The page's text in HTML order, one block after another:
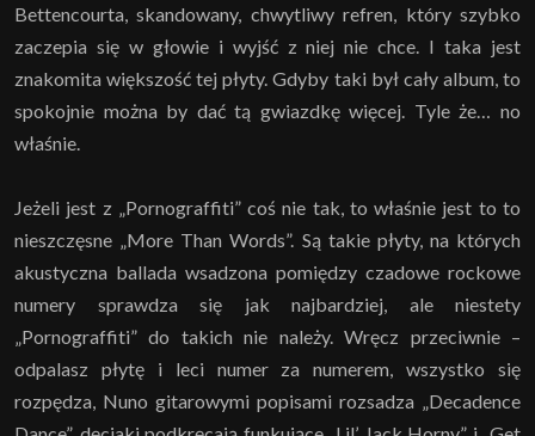
Bettencourta, skandowany, chwytliwy refren, który szybko
zaczepia się w głowie i wyjść z niej nie chce. I taka jest
znakomita większość tej płyty. Gdyby taki był cały album, to
spokojnie można by dać tą gwiazdkę więcej. Tyle że… no
właśnie.
Jeżeli jest z „Pornograffiti” coś nie tak, to właśnie jest to to
nieszczęsne „More Than Words”. Są takie płyty, na których
akustyczna ballada wsadzona pomiędzy czadowe rockowe
numery sprawdza się jak najbardziej, ale niestety
„Pornograffiti” do takich nie należy. Wręcz przeciwnie –
odpalasz płytę i leci numer za numerem, wszystko się
rozpędza, Nuno gitarowymi popisami rozsadza „Decadence